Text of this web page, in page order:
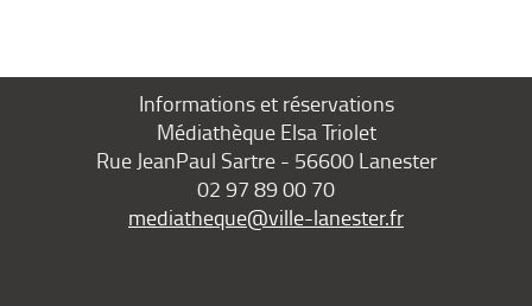
Informations et réservations
Médiathèque Elsa Triolet
Rue JeanPaul Sartre - 56600 Lanester
02 97 89 00 70
mediatheque@ville-lanester.fr